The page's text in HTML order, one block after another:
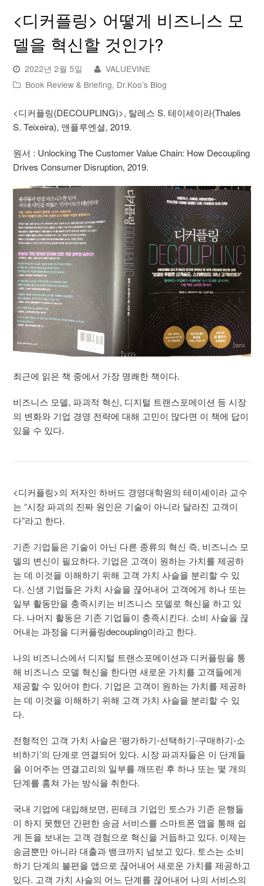
<디커플링> 어떻게 비즈니스 모
델을 혁신할 것인가?
2022년 2월 5일
VALUEVINE
Book Review & Briefing, Dr.Koo's Blog
<디커플링(DECOUPLING)>, 탈레스 S. 테이세이라(Thales
S. Teixeira), 앤플루엔셜, 2019.
원서 : Unlocking The Customer Value Chain: How Decoupling
Drives Consumer Disruption, 2019.
최근에 읽은 책 중에서 가장 명쾌한 책이다.
비즈니스 모델, 파괴적 혁신, 디지털 트랜스포메이션 등 시장
의 변화와 기업 경영 전략에 대해 고민이 많다면 이 책에 답이
있을 수 있다.
<디커플링>의 저자인 하버드 경영대학원의 테이셰이라 교수
는 “시장 파괴의 진짜 원인은 기술이 아니라 달라진 고객이
다”라고 한다.
기존 기업들은 기술이 아닌 다른 종류의 혁신 즉, 비즈니스 모
델의 변신이 필요하다. 기업은 고객이 원하는 가치를 제공하
는 데 이것을 이해하기 위해 고객 가치 사슬을 분리할 수 있
다. 신생 기업들은 가치 사슬을 끊어내어 고객에게 하나 또는
일부 활동만을 충족시키는 비즈니스 모델로 혁신을 하고 있
다. 나머지 활동은 기존 기업들이 충족시킨다. 소비 사슬을 끊
어내는 과정을 디커플링decoupling이라고 한다.
나의 비즈니스에서 디지털 트랜스포메이션과 디커플링을 통
해 비즈니스 모델 혁신을 한다면 새로운 가치를 고객들에게
제공할 수 있어야 한다. 기업은 고객이 원하는 가치를 제공하
는 데 이것을 이해하기 위해 고객 가치 사슬을 분리할 수 있
다.
전형적인 고객 가치 사슬은 ‘평가하기-선택하기-구매하기-소
비하기’의 단계로 연결되어 있다. 시장 파괴자들은 이 단계들
을 이어주는 연결고리의 일부를 깨뜨린 후 하나 또는 몇 개의
단계를 훔쳐 가는 방식을 취한다.
국내 기업에 대입해보면, 핀테크 기업인 토스가 기존 은행들
이 하지 못했던 간편한 송금 서비스를 스마트폰 앱을 통해 쉽
게 돈을 보내는 고객 경험으로 혁신을 거듭하고 있다. 이제는
송금뿐만 아니라 대출과 뱅크까지 넘보고 있다. 토스는 소비
하기 단계의 불편을 앱으로 끊어내어 새로운 가치를 제공하고
있다. 고객 가치 사슬의 어느 단계를 끊어내어 나의 서비스의